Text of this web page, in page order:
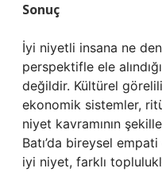
Sonuç
İyi niyetli insana ne
perspektifle ele
değildir. Kültürel
ekonomik sistemler,
niyet kavramının
Batı’da bireysel
iyi niyet, farklı